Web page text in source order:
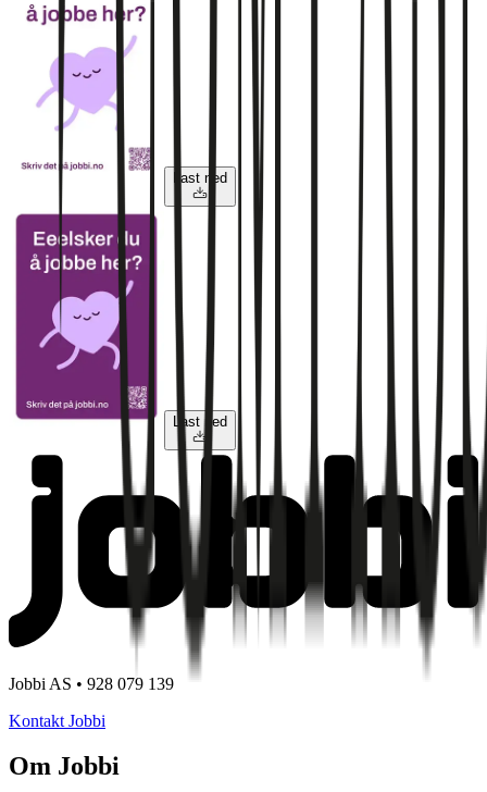
Last ned
Last ned
Jobbi AS • 928 079 139
Kontakt Jobbi
Om Jobbi